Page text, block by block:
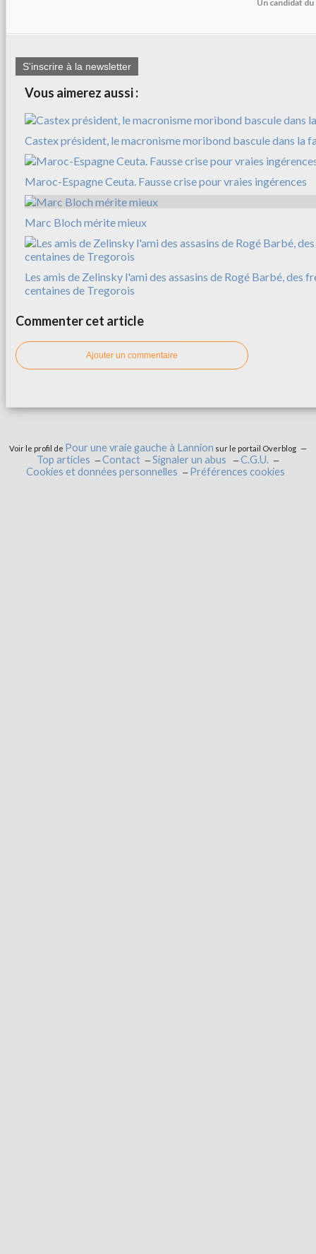
Un candidat
S'inscrire à la newsletter
Vous aimerez aussi :
Castex président, le macronisme moribond bascule dans la
Maroc-Espagne Ceuta. Fausse crise pour vraies ingérences
Marc Bloch mérite mieux
Les amis de Zelinsky l'ami des assasins de Rogé Barbé, des
centaines de Tregorois
Commenter cet article
Ajouter un commentaire
Voir le profil de Pour une vraie gauche à Lannion sur le portail Overblog
Top articles Contact Signaler un abus
C.G.U.
Cookies et données personnelles
Préférences cookies